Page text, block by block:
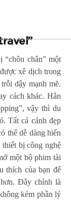
“chôn chân” một
xê dịch trong
dậy mạnh mẽ.
cách khác. Hẳn
vậy thì du
Tất cả cảnh đẹp
thể dễ dàng hiển
bị công nghệ
một bộ phim tài
thích của bạn để
Đây chính là
kém phần lý